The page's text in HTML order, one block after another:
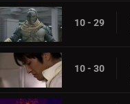
10 - 29
10 - 30